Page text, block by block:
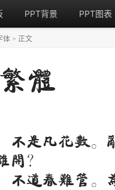
PPT背景 PPT图表
体 > 正文